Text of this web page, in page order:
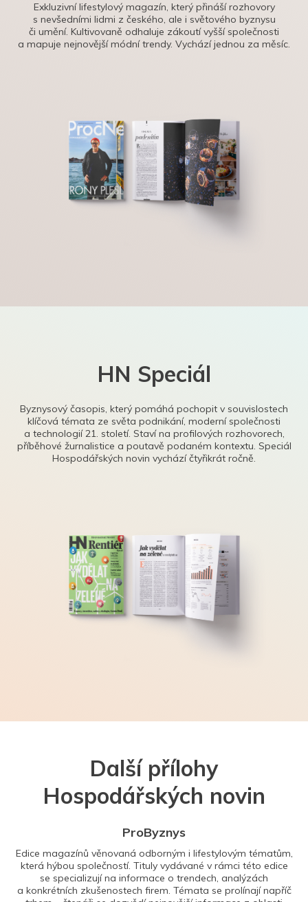
Exkluzivní lifestylový magazín, který přináší rozhovory
s nevšedními lidmi z českého, ale i světového byznysu
či umění. Kultivovaně odhaluje zákoutí vyšší společnosti
a mapuje nejnovější módní trendy. Vychází jednou za měsíc.
HN Speciál
Byznysový časopis, který pomáhá pochopit v souvislostech
klíčová témata ze světa podnikání, moderní společnosti
a technologií 21. století. Staví na profilových rozhovorech,
příběhové žurnalistice a poutavě podaném kontextu. Speciál
Hospodářských novin vychází čtyřikrát ročně.
Další přílohy
Hospodářských novin
ProByznys
Edice magazínů věnovaná odborným i lifestylovým tématům,
která hýbou společností. Tituly vydávané v rámci této edice
se specializují na informace o trendech, analýzách
a konkrétních zkušenostech firem. Témata se prolínají napříč